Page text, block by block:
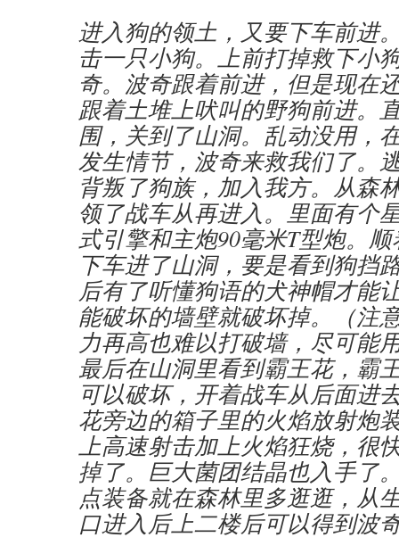
进入狗的领土，又要下车前进
击一只小狗。上前打掉救下小
奇。波奇跟着前进，但是现在
跟着土堆上吠叫的野狗前进
围，关到了山洞。乱动没用，
发生情节，波奇来救我们了。
背叛了狗族，加入我方。从森
领了战车从再进入。里面有个
式引擎和主炮90毫米T型炮。
下车进了山洞，要是看到狗挡
后有了听懂狗语的犬神帽才能
能破坏的墙壁就破坏掉。（注
力再高也难以打破墙，尽可能
最后在山洞里看到霸王花，霸
可以破坏，开着战车从后面进
花旁边的箱子里的火焰放射炮
上高速射击加上火焰狂烧，很
掉了。巨大菌团结晶也入手了
点装备就在森林里多逛逛，从
口进入后上二楼后可以得到波